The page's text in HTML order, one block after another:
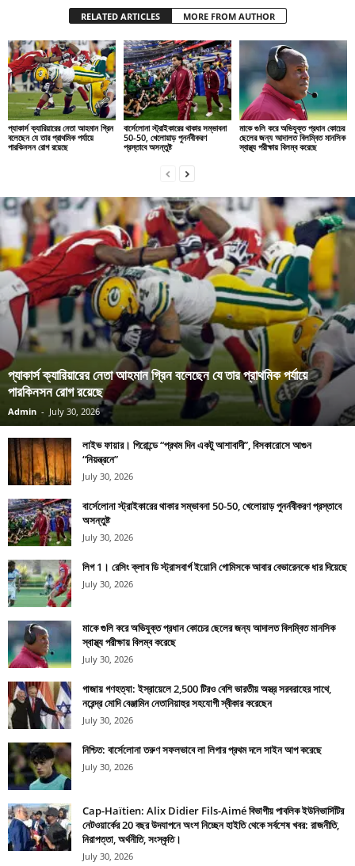
RELATED ARTICLES MORE FROM AUTHOR
প্যাকার্স ক্যারিয়ারের নেতা আহমান গ্রিন
বলেছেন যে তার প্রাথমিক পর্যায়ে
পারকিনসন রোগ রয়েছে
বার্সেলোনা স্ট্রাইকারের থাকার সম্ভাবনা
50-50, খেলোয়াড় পুনর্নবীকরণ
প্রস্তাবে অসন্তুষ্ট
মাকে গুলি করে অভিযুক্ত প্রধান কোচের
ছেলের জন্য আদালত বিলম্বিত মানসিক
স্বাস্থ্য পরীক্ষায় বিলম্ব করেছে
প্যাকার্স ক্যারিয়ারের নেতা আহমান গ্রিন বলেছেন যে তার প্রাথমিক পর্যায়ে
পারকিনসন রোগ রয়েছে
Admin - July 30, 2026
লাইভ ফায়ার। গিরোন্ডে “প্রথম দিন একটু আশাবাদী”, বিসকারোসে আগুন
“নিয়ন্ত্রনে”
July 30, 2026
বার্সেলোনা স্ট্রাইকারের থাকার সম্ভাবনা 50-50, খেলোয়াড় পুনর্নবীকরণ প্রস্তাবে
অসন্তুষ্ট
July 30, 2026
লিগ 1। রেসিং ক্লাব ডি স্ট্রাসবার্গ ইয়োনি গোমিসকে আবার বেভারেনকে ধার দিয়েছে
July 30, 2026
মাকে গুলি করে অভিযুক্ত প্রধান কোচের ছেলের জন্য আদালত বিলম্বিত মানসিক
স্বাস্থ্য পরীক্ষায় বিলম্ব করেছে
July 30, 2026
গাজায় গণহত্যা: ইস্রায়েলে 2,500 টিরও বেশি ভারতীয় অস্ত্র সরবরাহের সাথে,
নরেন্দ্র মোদি বেঞ্জামিন নেতানিয়াহুর সহযোগী স্বীকার করেছেন
July 30, 2026
নিশ্চিত: বার্সেলোনা তরুণ সফলভাবে লা লিগার প্রথম দলে সাইন আপ করেছে
July 30, 2026
Cap-Haïtien: Alix Didier Fils-Aimé বিভাগীয় পাবলিক ইউনিভার্সিটির
নেটওয়ার্কের 20 বছর উদযাপনে অংশ নিচ্ছেন হাইতি থেকে সর্বশেষ খবর: রাজনীতি,
নিরাপত্তা, অর্থনীতি, সংস্কৃতি।
July 30, 2026